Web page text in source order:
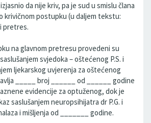
da nije kriv, pa je sud u smislu člana
krivičnom postupku (u daljem tekstu:
pretres.
na glavnom pretresu provedeni su
svjedoka – oštećenog P.S. i
ljekarskog uvjerenja za oštećenog
_____ broj ______ od ______ godine
evidencije za optuženog, dok je
saslušanjem neuropsihijatra dr P.G. i
i mišljenja od _______ godine.